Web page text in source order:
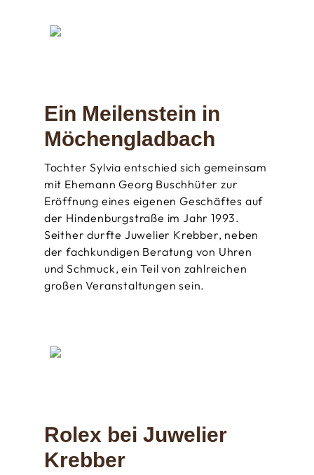
Ein Meilenstein in
Möchengladbach
Tochter Sylvia entschied sich gemeinsam
mit Ehemann Georg Buschhüter zur
Eröffnung eines eigenen Geschäftes auf
der Hindenburgstraße im Jahr 1993.
Seither durfte Juwelier Krebber, neben
der fachkundigen Beratung von Uhren
und Schmuck, ein Teil von zahlreichen
großen Veranstaltungen sein.
Rolex bei Juwelier
Krebber